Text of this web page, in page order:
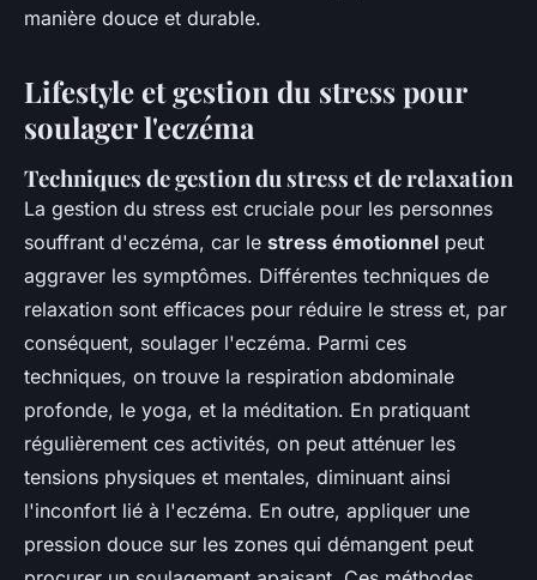
manière douce et durable.
Lifestyle et gestion du stress pour
soulager l'eczéma
Techniques de gestion du stress et de relaxation
La gestion du stress est cruciale pour les personnes
souffrant d'eczéma, car le stress émotionnel peut
aggraver les symptômes. Différentes techniques de
relaxation sont efficaces pour réduire le stress et, par
conséquent, soulager l'eczéma. Parmi ces
techniques, on trouve la respiration abdominale
profonde, le yoga, et la méditation. En pratiquant
régulièrement ces activités, on peut atténuer les
tensions physiques et mentales, diminuant ainsi
l'inconfort lié à l'eczéma. En outre, appliquer une
pression douce sur les zones qui démangent peut